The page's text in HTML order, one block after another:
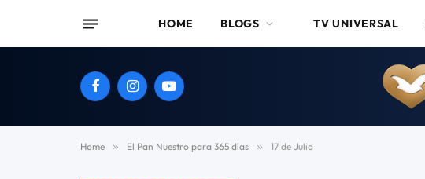
HOME BLOGS TV UNIVERSAL
FacebookInstagramYouTube
Home » El Pan Nuestro para 365 días » 17 de Julio